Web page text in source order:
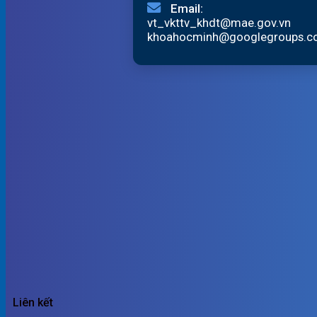
Email:
vt_vkttv_khdt@mae.gov.vn
Liên kết